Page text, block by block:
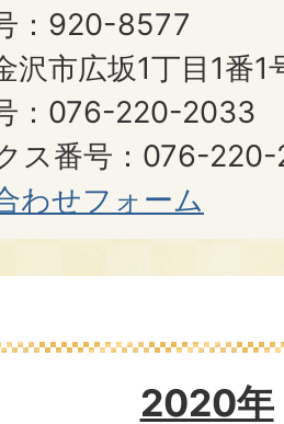
：920-8577
沢市広坂1丁目1番1
：076-220-2033
ス番号：076-
わせフォーム
2020年